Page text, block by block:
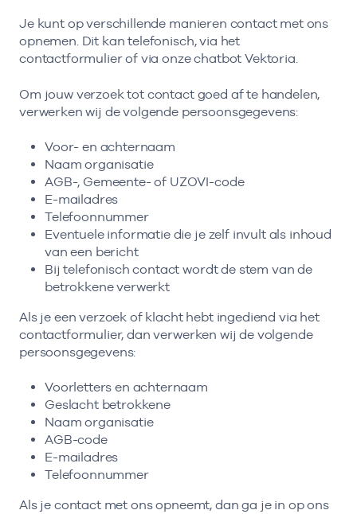
Je kunt op verschillende manieren contact met ons
opnemen. Dit kan telefonisch, via het
contactformulier of via onze chatbot Vektoria.
Om jouw verzoek tot contact goed af te handelen,
verwerken wij de volgende persoonsgegevens:
Voor- en achternaam
Naam organisatie
AGB-, Gemeente- of UZOVI-code
E-mailadres
Telefoonnummer
Eventuele informatie die je zelf invult als inhoud
van een bericht
Bij telefonisch contact wordt de stem van de
betrokkene verwerkt
Als je een verzoek of klacht hebt ingediend via het
contactformulier, dan verwerken wij de volgende
persoonsgegevens:
Voorletters en achternaam
Geslacht betrokkene
Naam organisatie
AGB-code
E-mailadres
Telefoonnummer
Als je contact met ons opneemt, dan ga je in op ons